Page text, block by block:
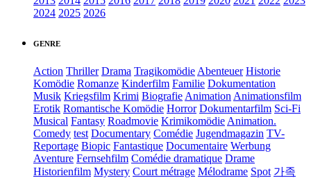
2024 2025 2026
GENRE
Action Thriller Drama Tragikomödie Abenteuer Historie
Komödie Romanze Kinderfilm Familie Dokumentation
Musik Kriegsfilm Krimi Biografie Animation Animationsfilm
Erotik Romantische Komödie Horror Dokumentarfilm Sci-Fi
Musical Fantasy Roadmovie Krimikomödie Animation.
Comedy test Documentary Comédie Jugendmagazin TV-
Reportage Biopic Fantastique Documentaire Werbung
Aventure Fernsehfilm Comédie dramatique Drame
Historienfilm Mystery Court métrage Mélodrame Spot 가족